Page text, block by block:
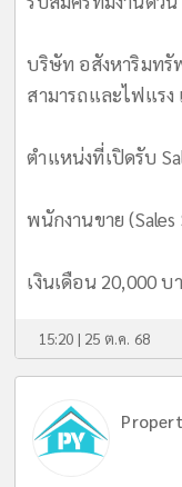
บริษัท อสังหาริมทรั
สามารถและไฟแรง
ตำแหน่งที่เปิดรับ
พนักงานขาย
เงินเดือน 20,000 บ
15:20 | 25 ต.ค. 68